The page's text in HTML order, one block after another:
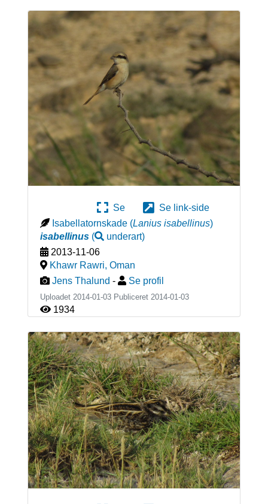
Se
Se link-side
Isabellatornskade (Lanius isabellinus)
isabellinus( underart)
2013-11-06
Khawr Rawri, Oman
Jens Thalund - Se profil
Uploadet 2014-01-03 Publiceret 2014-01-03
1934